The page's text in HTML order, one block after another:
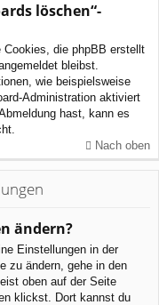
löschen“-
Cookies, die phpBB erstellt
bleibst.
wie beispielsweise
Administration aktiviert
hast, kann es
Nach oben
ändern?
Einstellungen in der
zu ändern, gehe in den
oben auf der Seite
klickst. Dort kannst du